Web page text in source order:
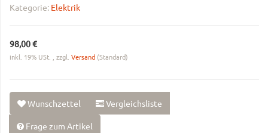
Kategorie: Elektrik
98,00 €
inkl. 19% USt. , zzgl. Versand (Standard)
Wunschzettel Vergleichsliste
Frage zum Artikel